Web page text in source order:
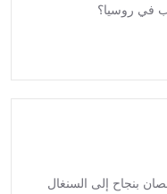
في روسيا؟